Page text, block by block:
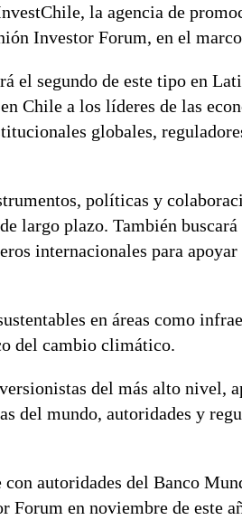
la agencia de
Investor Forum, en el
el segundo de este tipo en
Chile a los líderes de las
globales,
políticas y
largo plazo. También
internacionales para apoyar
en áreas como
del cambio climático.
del más alto nivel,
del mundo, autoridades y
autoridades del Banco
Forum en noviembre de este